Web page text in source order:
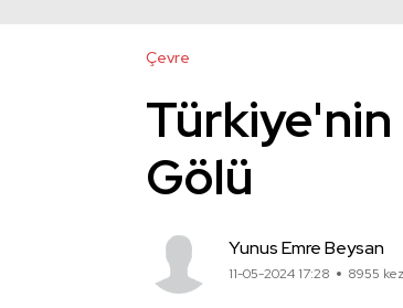
Çevre
Türkiye'nin
Gölü
Yunus Emre Beysan
11-05-2024 17:28 8955